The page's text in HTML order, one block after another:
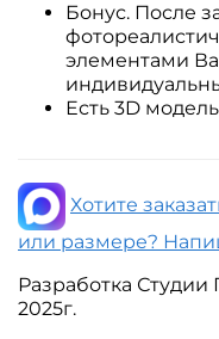
Бонус. После
элементами
Есть 3D
Хотите
или размере?
Разработка
2025г.